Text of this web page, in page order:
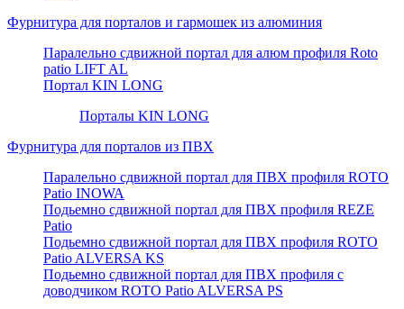
Фурнитура для порталов и гармошек из алюминия
Паралельно сдвижной портал для алюм профиля Roto
patio LIFT AL
Портал KIN LONG
Порталы KIN LONG
Фурнитура для порталов из ПВХ
Паралельно сдвижной портал для ПВХ профиля ROTO
Patio INOWA
Подьемно сдвижной портал для ПВХ профиля REZE
Patio
Подьемно сдвижной портал для ПВХ профиля ROTO
Patio ALVERSA KS
Подьемно сдвижной портал для ПВХ профиля с
доводчиком ROTO Patio ALVERSA PS